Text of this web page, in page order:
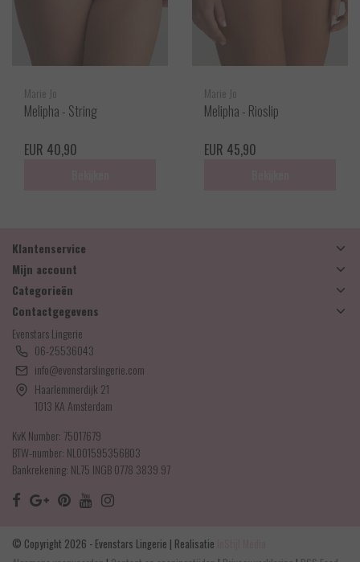
Marie Jo
Melipha - String
EUR 40,90
Marie Jo
Melipha - Rioslip
EUR 45,90
Klantenservice
Mijn account
Categorieën
Contactgegevens
Evenstars Lingerie
06-25536043
info@evenstarslingerie.com
Haarlemmerdijk 21
1013 KA Amsterdam
KvK Number: 75017679
BTW-number: NL001595356B03
Bankrekening: NL75 INGB 0778 3839 97
© Copyright 2026 - Evenstars Lingerie | Realisatie